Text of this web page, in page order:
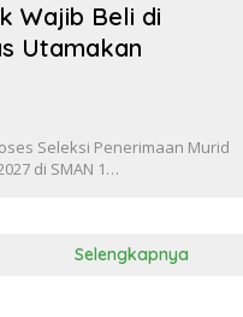
Wajib Beli di
Utamakan
Seleksi Penerimaan Murid
di SMAN 1…
Selengkapnya